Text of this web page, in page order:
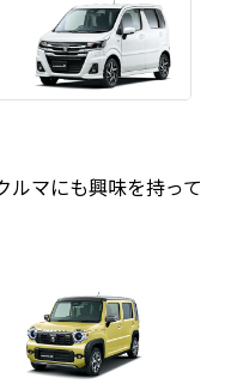
ルマにも興味を持って